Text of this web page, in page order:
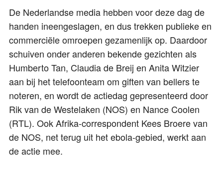
De Nederlandse media hebben voor deze dag de
handen ineengeslagen, en dus trekken publieke en
commerciële omroepen gezamenlijk op. Daardoor
schuiven onder anderen bekende gezichten als
Humberto Tan, Claudia de Breij en Anita Witzier
aan bij het telefoonteam om giften van bellers te
noteren, en wordt de actiedag gepresenteerd door
Rik van de Westelaken (NOS) en Nance Coolen
(RTL). Ook Afrika-correspondent Kees Broere van
de NOS, net terug uit het ebola-gebied, werkt aan
de actie mee.